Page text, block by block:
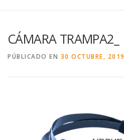
CÁMARA TRAMPA2_
PÚBLICADO EN 30 OCTUBRE, 2019